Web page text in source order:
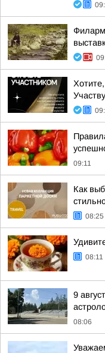
09:11
Как
08:25
08:11
9
08:06